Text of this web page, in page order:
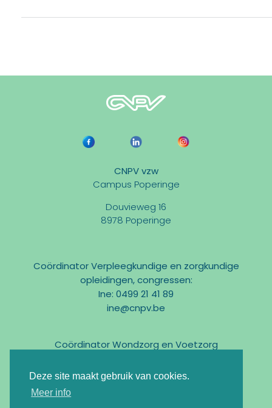
Deze site maakt gebruik van cookies.
Meer info
CNPV vzw
Campus Poperinge
Douvieweg 16
8978 Poperinge
Coördinator Verpleegkundige en zorgkundige
opleidingen, congressen:
Ine: 0499 21 41 89
ine@cnpv.be
Coördinator Wondzorg en Voetzorg
marc@cnpv.be